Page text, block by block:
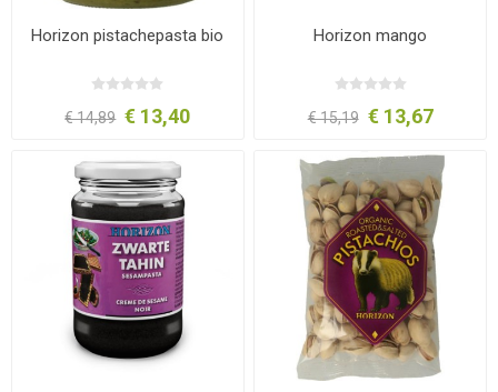
Horizon pistachepasta bio
€ 14,89 € 13,40
Horizon mango
€ 15,19 € 13,67